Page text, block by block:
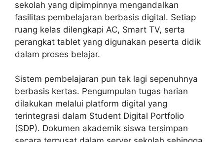
sekolah yang dipimpinnya mengandalkan
fasilitas pembelajaran berbasis digital. Setiap
ruang kelas dilengkapi AC, Smart TV, serta
perangkat tablet yang digunakan peserta didik
dalam proses belajar.
Sistem pembelajaran pun tak lagi sepenuhnya
berbasis kertas. Pengumpulan tugas harian
dilakukan melalui platform digital yang
terintegrasi dalam Student Digital Portfolio
(SDP). Dokumen akademik siswa tersimpan